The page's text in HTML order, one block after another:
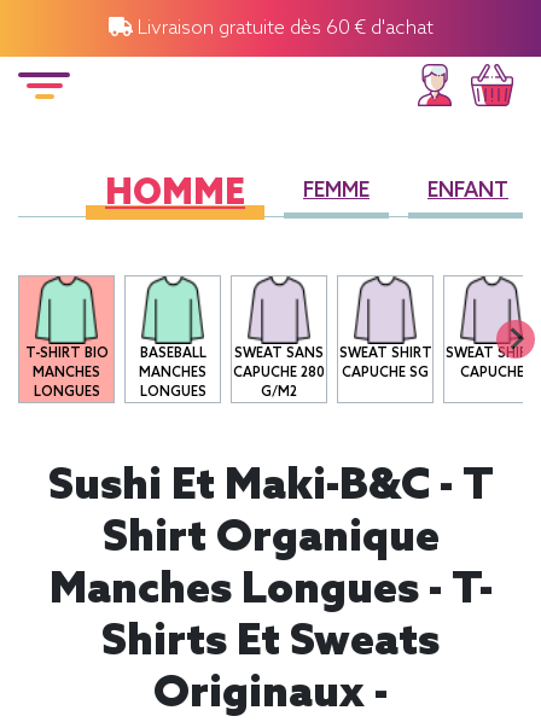
Livraison gratuite dès 60 € d'achat
HOMME FEMME ENFANT
T-SHIRT BIO
MANCHES
LONGUES
BASEBALL
MANCHES
LONGUES
SWEAT SANS
CAPUCHE 280
G/M2
SWEAT SHIRT
CAPUCHE SG
SWEAT SHIRT
CAPUCHE
Sushi Et Maki-B&C - T
Shirt Organique
Manches Longues - T-
Shirts Et Sweats
Originaux -